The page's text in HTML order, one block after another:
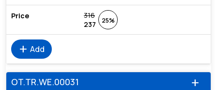
316
237
25%
add Add
add
OT.TR.WE.00031